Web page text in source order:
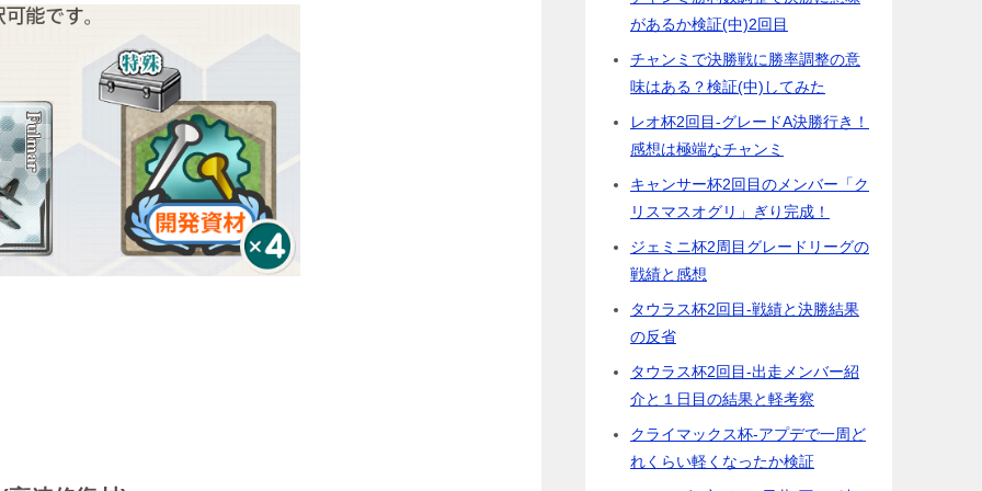
があるか検証(中)2回目
チャンミで決勝戦に勝率調整の意
味はある？検証(中)してみた
レオ杯2回目-グレードA決勝行き！
感想は極端なチャンミ
キャンサー杯2回目のメンバー「ク
リスマスオグリ」ぎり完成！
ジェミニ杯2周目グレードリーグの
戦績と感想
タウラス杯2回目-戦績と決勝結果
の反省
タウラス杯2回目-出走メンバー紹
介と１日目の結果と軽考察
クライマックス杯-アプデで一周ど
れくらい軽くなったか検証